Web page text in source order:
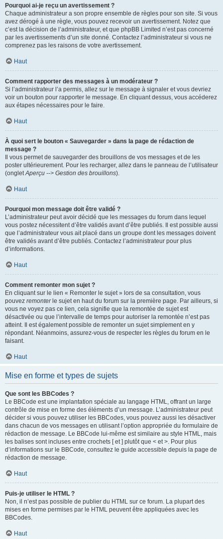
Pourquoi ai-je reçu un avertissement ?
Chaque administrateur a son propre ensemble de règles pour son site. Si vous
avez dérogé à une règle, vous pouvez recevoir un avertissement. Notez que
c’est la décision de l’administrateur, et que phpBB Limited n’est pas concerné
par les avertissements d’un site donné. Contactez l’administrateur si vous ne
comprenez pas les raisons de votre avertissement.
Haut
Comment rapporter des messages à un modérateur ?
Si l’administrateur l’a permis, allez sur le message à signaler et vous devriez
voir un bouton pour rapporter le message. En cliquant dessus, vous accéderez
aux étapes nécessaires pour le faire.
Haut
À quoi sert le bouton « Sauvegarder » dans la page de rédaction de
message ?
Il vous permet de sauvegarder des brouillons de vos messages et de les
poster ultérieurement. Pour les recharger, allez dans le panneau de l’utilisateur
(ongletAperçu --> Gestion des brouillons).
Haut
Pourquoi mon message doit être validé ?
L’administrateur peut avoir décidé que les messages du forum dans lequel
vous postez nécessitent d’être validés avant d’être publiés. Il est possible aussi
que l’administrateur vous ait placé dans un groupe dont les messages doivent
être validés avant d’être publiés. Contactez l’administrateur pour plus
d’informations.
Haut
Comment remonter mon sujet ?
En cliquant sur le lien « Remonter le sujet » lors de sa consultation, vous
pouvez remonterle sujet en haut du forum sur la première page. Par ailleurs, si
vous ne voyez pas ce lien, cela signifie que la remontée de sujet est
désactivée ou que l’intervalle de temps pour autoriser la remontée n’est pas
atteint. Il est également possible de remonter un sujet simplement en y
répondant. Néanmoins, assurez-vous de respecter les règles du forum en le
faisant.
Haut
Mise en forme et types de sujets
Que sont les BBCodes ?
Le BBCode est une implantation spéciale au langage HTML, offrant un large
contrôle de mise en forme des éléments d’un message. L’administrateur peut
décider si vous pouvez utiliser les BBCodes, vous pouvez aussi les désactiver
dans chacun de vos messages en utilisant l’option appropriée du formulaire de
rédaction de message. Le BBCode lui-même est similaire au style HTML, mais
les balises sont incluses entre crochets [ et ] plutôt que < et >. Pour plus
d’informations sur le BBCode, consultez le guide accessible depuis la page de
rédaction de message.
Haut
Puis-je utiliser le HTML ?
Non, il n’est pas possible de publier du HTML sur ce forum. La plupart des
mises en forme permises par le HTML peuvent être appliquées avec les
BBCodes.
Haut